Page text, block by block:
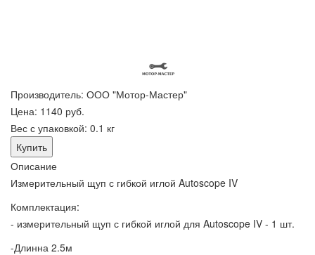
Производитель: ООО "Мотор-Мастер"
Цена: 1140 руб.
Вес с упаковкой: 0.1 кг
Описание
Измерительный щуп с гибкой иглой Autoscope IV
Комплектация:
- измерительный щуп с гибкой иглой для Autoscope IV - 1 шт.
-Длинна 2.5м